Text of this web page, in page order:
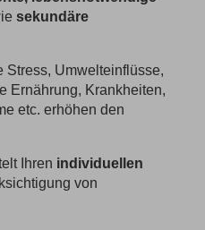
sekundäre
Stress, Umwelteinflüsse,
Ernährung, Krankheiten,
etc. erhöhen den
Ihren individuellen
von